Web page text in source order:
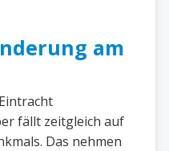
am
fällt zeitgleich auf
Das nehmen